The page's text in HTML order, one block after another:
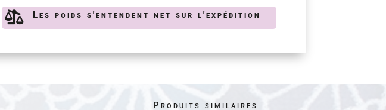
bio
50g
 Les poids s'entendent net sur l'expédition
Produits similaires